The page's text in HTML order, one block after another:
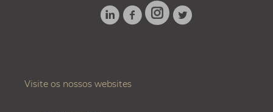
LINKEDINFACEBOOK
INSTAGRAM
TWITTER
Visite os nossos websites